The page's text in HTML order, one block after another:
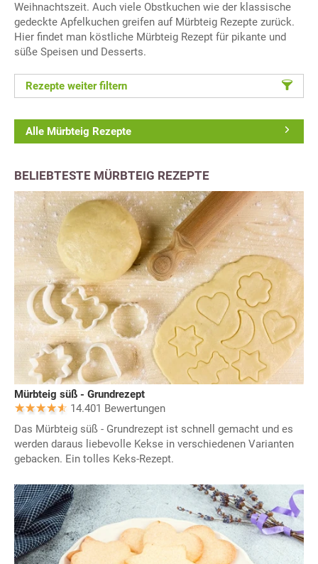
Weihnachtszeit. Auch viele Obstkuchen wie der klassische
gedeckte Apfelkuchen greifen auf Mürbteig Rezepte zurück.
Hier findet man köstliche Mürbteig Rezept für pikante und
süße Speisen und Desserts.
Rezepte weiter filtern
Alle Mürbteig Rezepte
BELIEBTESTE MÜRBTEIG REZEPTE
Mürbteig süß - Grundrezept
14.401 Bewertungen
Das Mürbteig süß - Grundrezept ist schnell gemacht und es
werden daraus liebevolle Kekse in verschiedenen Varianten
gebacken. Ein tolles Keks-Rezept.